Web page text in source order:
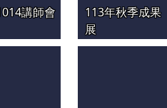
講師會
113年秋季成果
展